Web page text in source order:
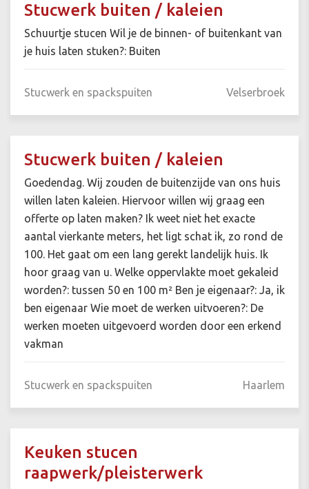
Stucwerk buiten / kaleien
Schuurtje stucen Wil je de binnen- of buitenkant van
je huis laten stuken?: Buiten
Stucwerk en spackspuiten Velserbroek
Stucwerk buiten / kaleien
Goedendag. Wij zouden de buitenzijde van ons huis
willen laten kaleien. Hiervoor willen wij graag een
offerte op laten maken? Ik weet niet het exacte
aantal vierkante meters, het ligt schat ik, zo rond de
100. Het gaat om een lang gerekt landelijk huis. Ik
hoor graag van u. Welke oppervlakte moet gekaleid
worden?: tussen 50 en 100 m² Ben je eigenaar?: Ja, ik
ben eigenaar Wie moet de werken uitvoeren?: De
werken moeten uitgevoerd worden door een erkend
vakman
Stucwerk en spackspuiten Haarlem
Keuken stucen
raapwerk/pleisterwerk